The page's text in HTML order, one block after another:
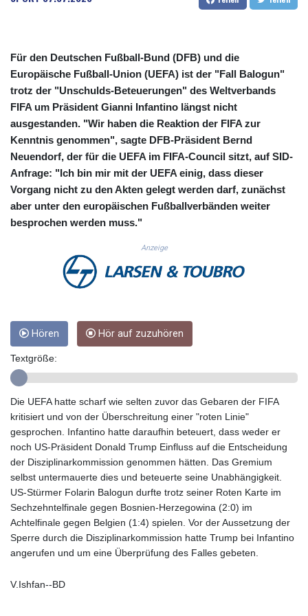
CUC 1.156136
CZK 24.258158
DJF 205.267449
DKK 7.477932
DOP 67.289164
DZD 152.967099
EGP 57.293288
ERN 17.342035
ETB 186.049588
FJD 2.553384
FKP 0.857252
GBP 0.858527
GHS 13.526832
GIP 0.857252
GMD 84.980421
GYD 241.157003
HKD 9.066767
HRK 7.536622
HTG 150.718127
HUF 363.096405
IDR 20580.370421
ILS 3.468234
IMP 0.857252
INR 110.076256
IQD 1509.981237
IRR
1590322.371805
ISK 142.598215
JEP 0.857252
JMD 183.057725
Für den Deutschen Fußball-Bund (DFB) und die
Europäische Fußball-Union (UEFA) ist der "Fall Balogun"
trotz der "Unschulds-Beteuerungen" des Weltverbands
FIFA um Präsident Gianni Infantino längst nicht
ausgestanden. "Wir haben die Reaktion der FIFA zur
Kenntnis genommen", sagte DFB-Präsident Bernd
Neuendorf, der für die UEFA im FIFA-Council sitzt, auf SID-
Anfrage: "Ich bin mir mit der UEFA einig, dass dieser
Vorgang nicht zu den Akten gelegt werden darf, zunächst
aber unter den europäischen Fußballverbänden weiter
besprochen werden muss."
Anzeige
Hören Hör auf zuzuhören
Textgröße:
Die UEFA hatte scharf wie selten zuvor das Gebaren der FIFA
kritisiert und von der Überschreitung einer "roten Linie"
gesprochen. Infantino hatte daraufhin beteuert, dass weder er
noch US-Präsident Donald Trump Einfluss auf die Entscheidung
der Disziplinarkommission genommen hätten. Das Gremium
selbst untermauerte dies und beteuerte seine Unabhängigkeit.
US-Stürmer Folarin Balogun durfte trotz seiner Roten Karte im
Sechzehntelfinale gegen Bosnien-Herzegowina (2:0) im
Achtelfinale gegen Belgien (1:4) spielen. Vor der Aussetzung der
Sperre durch die Disziplinarkommission hatte Trump bei Infantino
angerufen und um eine Überprüfung des Falles gebeten.
V.Ishfan--BD